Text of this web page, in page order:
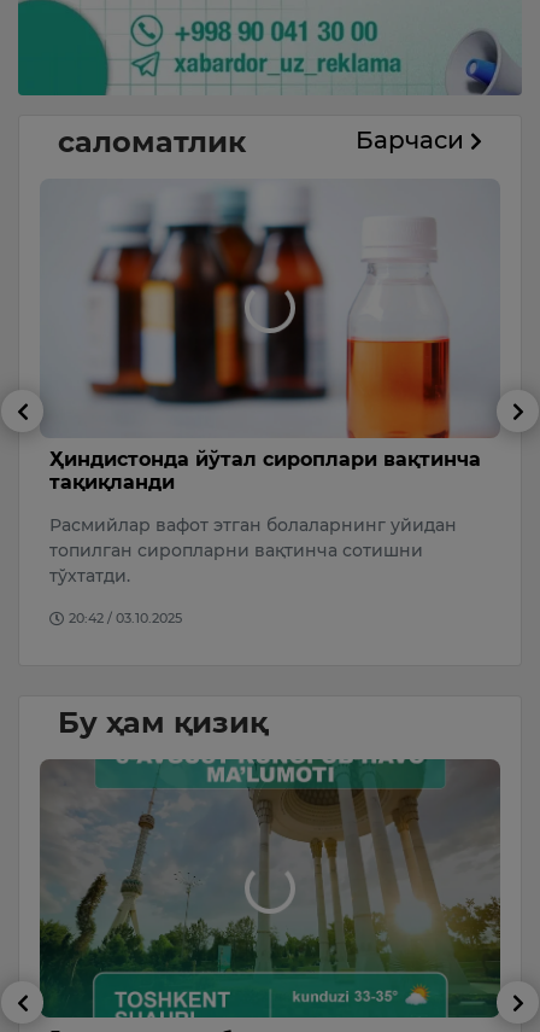
саломатлик Барчаси
Ҳиндистонда йўтал сироплари вақтинча
тақиқланди
Расмийлар вафот этган болаларнинг уйидан
топилган сиропларни вақтинча сотишни
тўхтатди.
20:42 / 03.10.2025
Бу ҳам қизиқ